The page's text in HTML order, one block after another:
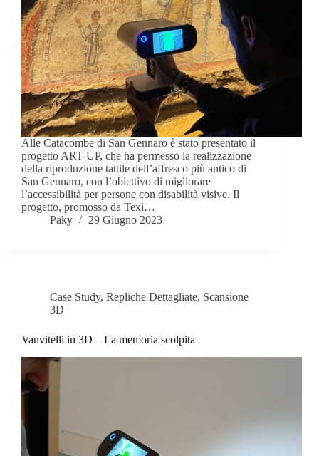
Alle Catacombe di San Gennaro è stato presentato il
progetto ART-UP, che ha permesso la realizzazione
della riproduzione tattile dell’affresco più antico di
San Gennaro, con l’obiettivo di migliorare
l’accessibilità per persone con disabilità visive. Il
progetto, promosso da Texi…
Paky
29 Giugno 2023
Case Study, Repliche Dettagliate, Scansione
3D
Vanvitelli in 3D – La memoria scolpita